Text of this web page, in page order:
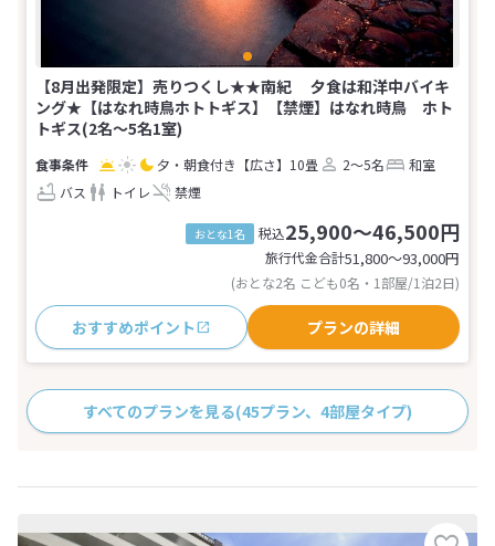
【8月出発限定】売りつくし★★南紀 夕食は和洋中バイキ
ング★【はなれ時鳥ホトトギス】【禁煙】はなれ時鳥 ホト
トギス(2名～5名1室)
夕・朝食付き 【広さ】10畳 2～5名
和室
バス
トイレ 禁煙
おとな1名 税込25,900～46,500円
旅行代金合計51,800〜93,000円
(おとな2名 こども0名・1部屋/1泊2日)
おすすめポイント プランの詳細
すべてのプランを見る(45プラン、4部屋タイプ)